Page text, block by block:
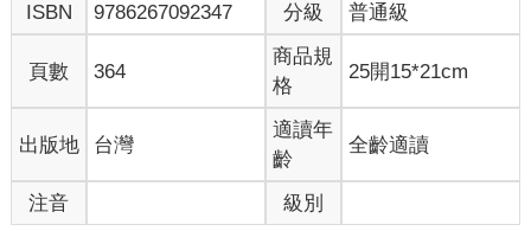
ISBN
9786267092347 分級 普通級
頁數 364
商品規
格
25開15*21cm
出版地 台灣
適讀年
齡
全齡適讀
注音 級別